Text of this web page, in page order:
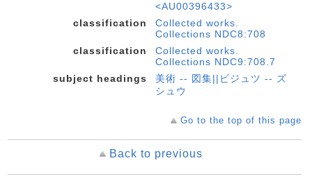
<AU00396433>
classification
Collected works.
Collections NDC8:708
classification
Collected works.
Collections NDC9:708.7
subject headings
美術 -- 図集||ビジュツ -- ズ
シュウ
Go to the top of this page
Back to previous